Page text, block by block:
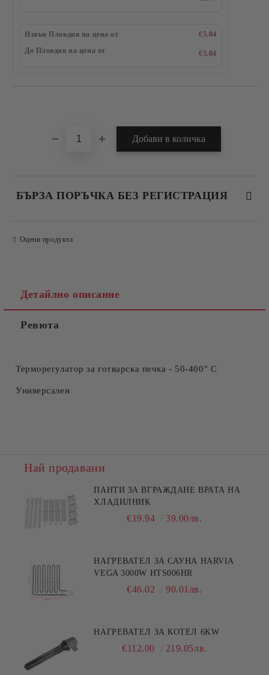
Извън Пловдив на цена от
€5.04
До Пловдив на цена от
€5.04
БЪРЗА ПОРЪЧКА БЕЗ РЕГИСТРАЦИЯ
Оцени продукта
Детайлно описание
Ревюта
Терморегулатор за готварска печка - 50-400° C
Универсален
Най продавани
ПАНТИ ЗА ВГРАЖДАНЕ ВРАТА НА
ХЛАДИЛНИК
€19.94 39.00лв.
НАГРЕВАТЕЛ ЗА САУНА HARVIA
VEGA 3000W HTS006HR
€46.02 90.01лв.
НАГРЕВАТЕЛ ЗА КОТЕЛ 6KW
€112.00 219.05лв.